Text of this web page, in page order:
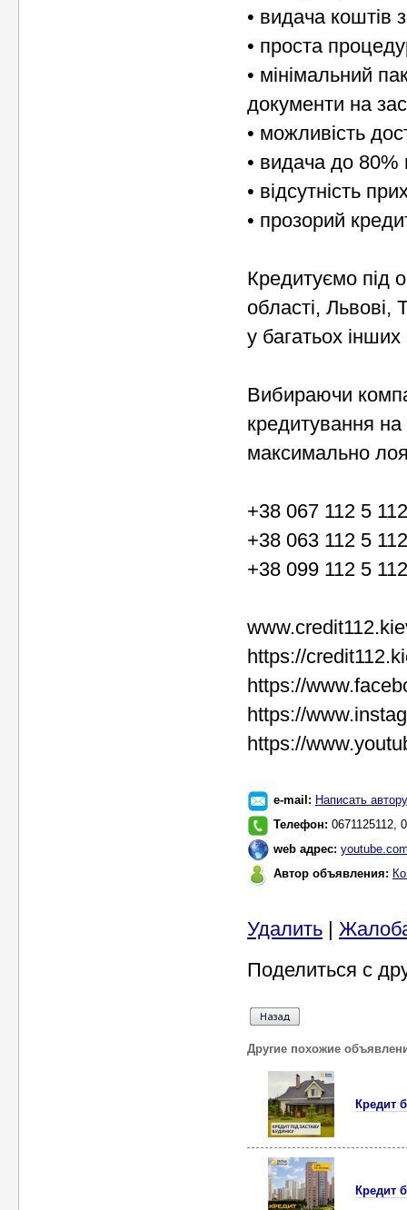
• видача коштів
• проста
• мінімальний
документи на
• можливість
• видача до 80%
• відсутність
• прозорий
Кредитуємо під
області, Львові,
у багатьох інших
Вибираючи
кредитування на
максимально
+38 067 112 5 112
+38 063 112 5 112
+38 099 112 5 112
https://
https://
https://
https://
e-mail: Написать автору
Телефон: 0671125112,
web адрес:
Автор объявления:
Удалить |
Поделиться с
Другие похожие
Кредит
Кредит